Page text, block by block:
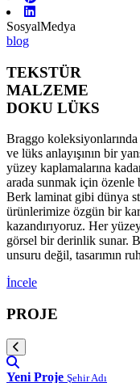
SosyalMedya
blog
TEKSTÜR
MALZEME
DOKU LÜKS
Braggo
ve lüks anlayışının bir
yüzey kaplamalarına
arada sunmak için
Berk laminat gibi dünya
ürünlerimize özgün bir
kazandırıyoruz. Her
görsel bir derinlik sunar.
unsuru değil, tasarımın
İncele
PROJE
Yeni Proje Şehir Adı